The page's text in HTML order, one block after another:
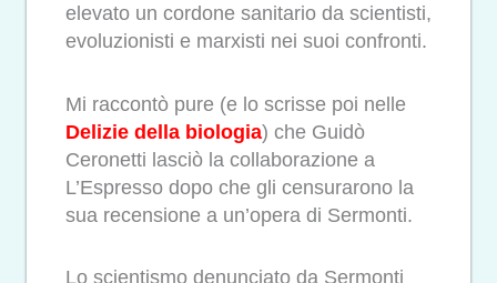
elevato un cordone sanitario da scientisti,
evoluzionisti e marxisti nei suoi confronti.
Mi raccontò pure (e lo scrisse poi nelle
Delizie della biologia) che Guidò
Ceronetti lasciò la collaborazione a
L’Espresso dopo che gli censurarono la
sua recensione a un’opera di Sermonti.
Lo scientismo denunciato da Sermonti